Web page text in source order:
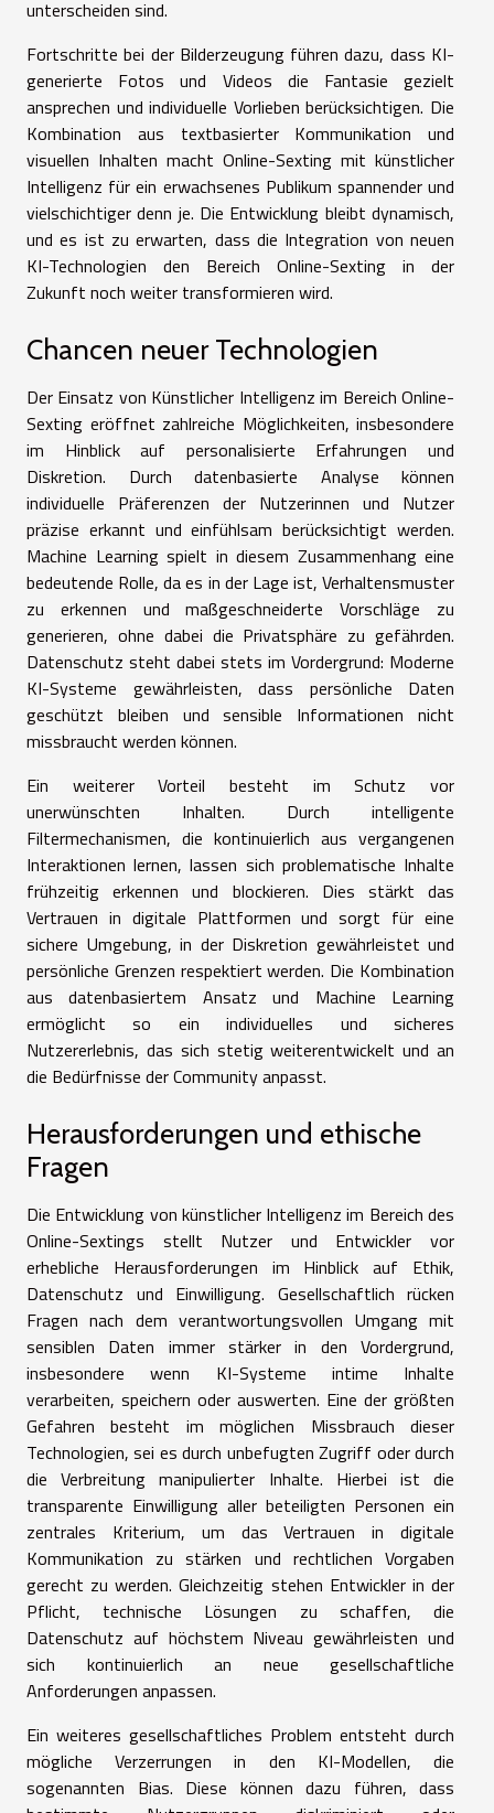
unterscheiden sind.
Fortschritte bei der Bilderzeugung führen dazu, dass KI-
generierte Fotos und Videos die Fantasie gezielt
ansprechen und individuelle Vorlieben berücksichtigen. Die
Kombination aus textbasierter Kommunikation und
visuellen Inhalten macht Online-Sexting mit künstlicher
Intelligenz für ein erwachsenes Publikum spannender und
vielschichtiger denn je. Die Entwicklung bleibt dynamisch,
und es ist zu erwarten, dass die Integration von neuen
KI-Technologien den Bereich Online-Sexting in der
Zukunft noch weiter transformieren wird.
Chancen neuer Technologien
Der Einsatz von Künstlicher Intelligenz im Bereich Online-
Sexting eröffnet zahlreiche Möglichkeiten, insbesondere
im Hinblick auf personalisierte Erfahrungen und
Diskretion. Durch datenbasierte Analyse können
individuelle Präferenzen der Nutzerinnen und Nutzer
präzise erkannt und einfühlsam berücksichtigt werden.
Machine Learning spielt in diesem Zusammenhang eine
bedeutende Rolle, da es in der Lage ist, Verhaltensmuster
zu erkennen und maßgeschneiderte Vorschläge zu
generieren, ohne dabei die Privatsphäre zu gefährden.
Datenschutz steht dabei stets im Vordergrund: Moderne
KI-Systeme gewährleisten, dass persönliche Daten
geschützt bleiben und sensible Informationen nicht
missbraucht werden können.
Ein weiterer Vorteil besteht im Schutz vor
unerwünschten Inhalten. Durch intelligente
Filtermechanismen, die kontinuierlich aus vergangenen
Interaktionen lernen, lassen sich problematische Inhalte
frühzeitig erkennen und blockieren. Dies stärkt das
Vertrauen in digitale Plattformen und sorgt für eine
sichere Umgebung, in der Diskretion gewährleistet und
persönliche Grenzen respektiert werden. Die Kombination
aus datenbasiertem Ansatz und Machine Learning
ermöglicht so ein individuelles und sicheres
Nutzererlebnis, das sich stetig weiterentwickelt und an
die Bedürfnisse der Community anpasst.
Herausforderungen und ethische
Fragen
Die Entwicklung von künstlicher Intelligenz im Bereich des
Online-Sextings stellt Nutzer und Entwickler vor
erhebliche Herausforderungen im Hinblick auf Ethik,
Datenschutz und Einwilligung. Gesellschaftlich rücken
Fragen nach dem verantwortungsvollen Umgang mit
sensiblen Daten immer stärker in den Vordergrund,
insbesondere wenn KI-Systeme intime Inhalte
verarbeiten, speichern oder auswerten. Eine der größten
Gefahren besteht im möglichen Missbrauch dieser
Technologien, sei es durch unbefugten Zugriff oder durch
die Verbreitung manipulierter Inhalte. Hierbei ist die
transparente Einwilligung aller beteiligten Personen ein
zentrales Kriterium, um das Vertrauen in digitale
Kommunikation zu stärken und rechtlichen Vorgaben
gerecht zu werden. Gleichzeitig stehen Entwickler in der
Pflicht, technische Lösungen zu schaffen, die
Datenschutz auf höchstem Niveau gewährleisten und
sich kontinuierlich an neue gesellschaftliche
Anforderungen anpassen.
Ein weiteres gesellschaftliches Problem entsteht durch
mögliche Verzerrungen in den KI-Modellen, die
sogenannten Bias. Diese können dazu führen, dass